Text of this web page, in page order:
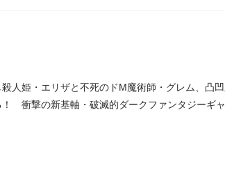
人姫・エリザと不死のドM魔術師・グレム、凸
衝撃の新基軸・破滅的ダークファンタジーギャ